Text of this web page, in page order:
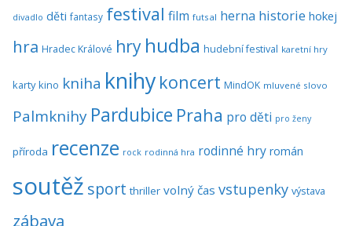
divadlo děti fantasy festival film futsal herna historie hokej
hra Hradec Králové hry hudba hudební festival karetní hry
karty kino kniha knihy koncert MindOK mluvené slovo
Palmknihy Pardubice Praha pro děti pro ženy
příroda recenze rock rodinná hra rodinné hry román
soutěž sport thriller volný čas vstupenky výstava
zábava